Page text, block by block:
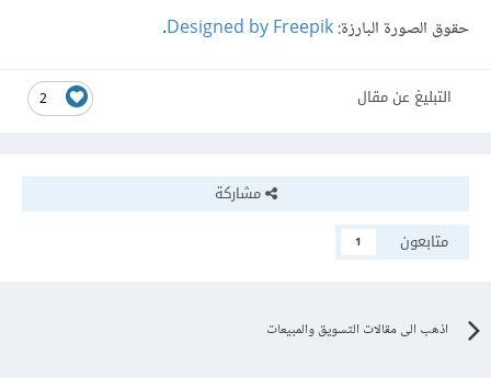
حقوق الصورة البارزة:Designed by Freepik
.
2 التبليغ عن مقال
مشاركة
متابعون
1
اذهب الى مقالات التسويق والمبيعات